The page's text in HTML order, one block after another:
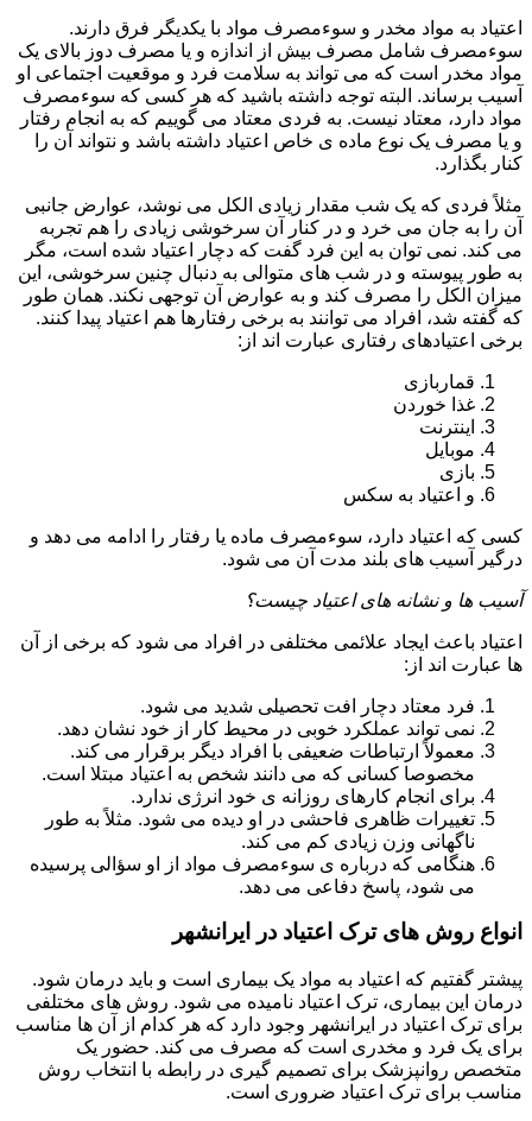
اعتیاد به مواد مخدر و سوءمصرف مواد با یکدیگر فرق دارند.
سوءمصرف شامل مصرف بیش از اندازه و یا مصرف دوز بالای یک
مواد مخدر است که می تواند به سلامت فرد و موقعیت اجتماعی او
آسیب برساند. البته توجه داشته باشید که هر کسی که سوءمصرف
مواد دارد، معتاد نیست. به فردی معتاد می گوییم که به انجام رفتار
و یا مصرف یک نوع ماده ی خاص اعتیاد داشته باشد و نتواند آن را
کنار بگذارد.
مثلاً فردی که یک شب مقدار زیادی الکل می نوشد، عوارض جانبی
آن را به جان می خرد و در کنار آن سرخوشی زیادی را هم تجربه
می کند. نمی توان به این فرد گفت که دچار اعتیاد شده است، مگر
به طور پیوسته و در شب های متوالی به دنبال چنین سرخوشی، این
میزان الکل را مصرف کند و به عوارض آن توجهی نکند. همان طور
که گفته شد، افراد می توانند به برخی رفتارها هم اعتیاد پیدا کنند.
برخی اعتیادهای رفتاری عبارت اند از:
قماربازی
غذا خوردن
اینترنت
موبایل
بازی
و اعتیاد به سکس
کسی که اعتیاد دارد، سوءمصرف ماده یا رفتار را ادامه می دهد و
درگیر آسیب های بلند مدت آن می شود.
آسیب ها و نشانه های اعتیاد چیست؟
اعتیاد باعث ایجاد علائمی مختلفی در افراد می شود که برخی از آن
ها عبارت اند از:
فرد معتاد دچار افت تحصیلی شدید می شود.
نمی تواند عملکرد خوبی در محیط کار از خود نشان دهد.
معمولاً ارتباطات ضعیفی با افراد دیگر برقرار می کند.
مخصوصا کسانی که می دانند شخص به اعتیاد مبتلا است.
برای انجام کارهای روزانه ی خود انرژی ندارد.
تغییرات ظاهری فاحشی در او دیده می شود. مثلاً به طور
ناگهانی وزن زیادی کم می کند.
هنگامی که درباره ی سوءمصرف مواد از او سؤالی پرسیده
می شود، پاسخ دفاعی می دهد.
انواع روش های ترک اعتیاد در ایرانشهر
پیشتر گفتیم که اعتیاد به مواد یک بیماری است و باید درمان شود.
درمان این بیماری، ترک اعتیاد نامیده می شود. روش های مختلفی
برای ترک اعتیاد در ایرانشهر وجود دارد که هر کدام از آن ها مناسب
برای یک فرد و مخدری است که مصرف می کند. حضور یک
متخصص روانپزشک برای تصمیم گیری در رابطه با انتخاب روش
مناسب برای ترک اعتیاد ضروری است.